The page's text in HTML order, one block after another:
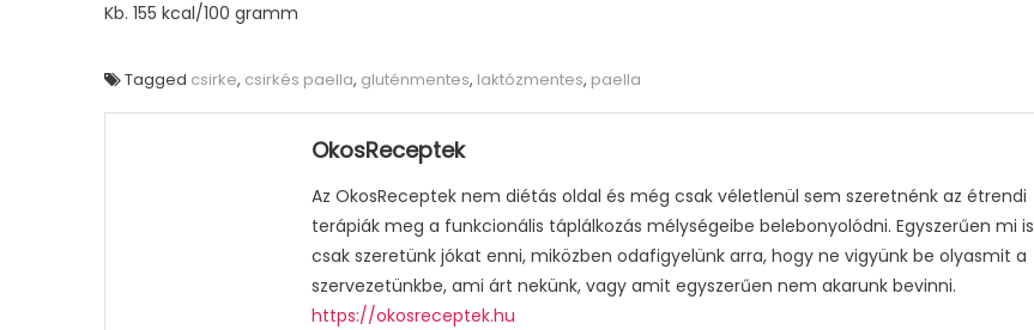
Kb. 155 kcal/100 gramm
Tagged csirke, csirkés paella, gluténmentes, laktózmentes, paella
OkosReceptek
Az OkosReceptek nem diétás oldal és még csak véletlenül sem szeretnénk az étrendi
terápiák meg a funkcionális táplálkozás mélységeibe belebonyolódni. Egyszerűen mi is
csak szeretünk jókat enni, miközben odafigyelünk arra, hogy ne vigyünk be olyasmit a
szervezetünkbe, ami árt nekünk, vagy amit egyszerűen nem akarunk bevinni.
https://okosreceptek.hu